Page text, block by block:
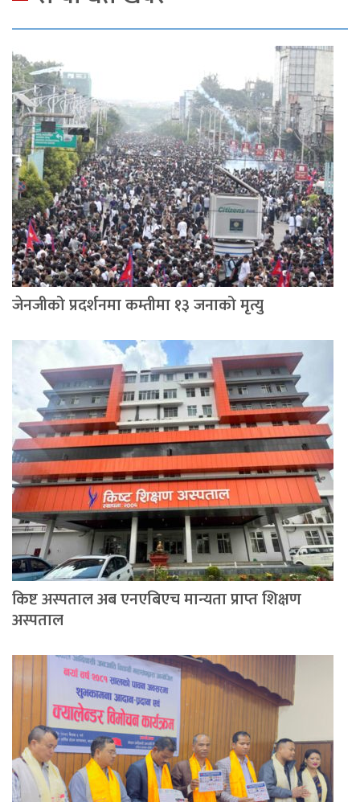
जेनजीको प्रदर्शनमा कम्तीमा १३ जनाको मृत्यु
किष्ट अस्पताल अब एनएबिएच मान्यता प्राप्त शिक्षण
अस्पताल